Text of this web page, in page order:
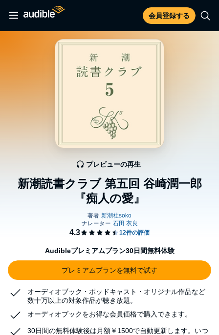
会員登録する
新潮読書クラブ 第五回 谷崎潤一郎
『痴人の愛』
プレビューの再生
Audibleプレミアムプラン30日間無料体験
プレミアムプランを無料で試す
オーディオブック・ポッドキャスト・オリジナル作品など
数十万以上の対象作品が聴き放題。
オーディオブックをお得な会員価格で購入できます。
30日間の無料体験後は月額￥1500で自動更新します。いつ